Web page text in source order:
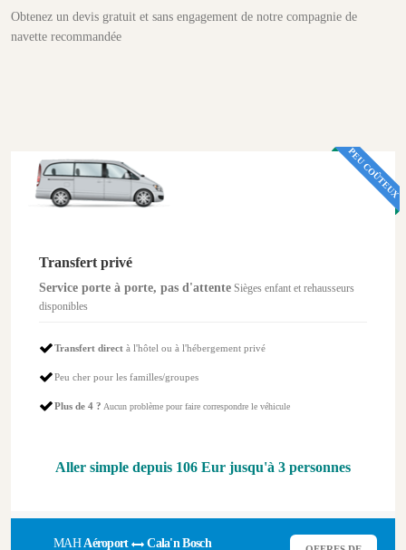
Obtenez un devis gratuit et sans engagement de notre compagnie de
navette recommandée
PEU COÛTEUX
Transfert privé
Service porte à porte, pas d'attente Sièges enfant et rehausseurs
disponibles
Transfert directà l'hôtel ou à l'hébergement privé
Peu cher pour les familles/groupes
Plus de 4 ? Aucun problème pour faire correspondre le véhicule
Aller simple depuis 106 Eur jusqu'à 3 personnes
MAHAéroport Cala'n Bosch